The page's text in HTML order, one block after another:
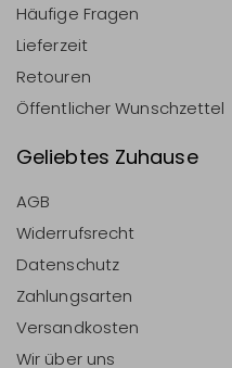
Häufige Fragen
Lieferzeit
Retouren
Öffentlicher Wunschzettel
Geliebtes Zuhause
AGB
Widerrufsrecht
Datenschutz
Zahlungsarten
Versandkosten
Wir über uns